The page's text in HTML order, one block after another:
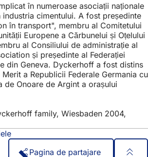
în numeroase asociații naționale
industria cimentului. A fost președinte
în transport", membru al Comitetului
Europene a Cărbunelui și Oțelului
al Consiliului de administrație al
și președinte al Federației
din Geneva. Dyckerhoff a fost distins
a Republicii Federale Germania cu
de Onoare de Argint a orașului
family, Wiesbaden 2004,
Pagina de partajare